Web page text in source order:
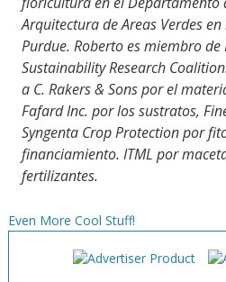
Arquitectura de Areas Verdes
Purdue. Roberto es miembro
Sustainability Research
a C. Rakers & Sons por el
Fafard Inc. por los sustratos,
Syngenta Crop Protection por
financiamiento. ITML por
fertilizantes.
Even More Cool Stuff!